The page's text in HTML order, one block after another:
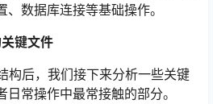
数据库连接等基础操作。
键文件
构后，我们接下来分析一些关键
常操作中最常接触的部分。